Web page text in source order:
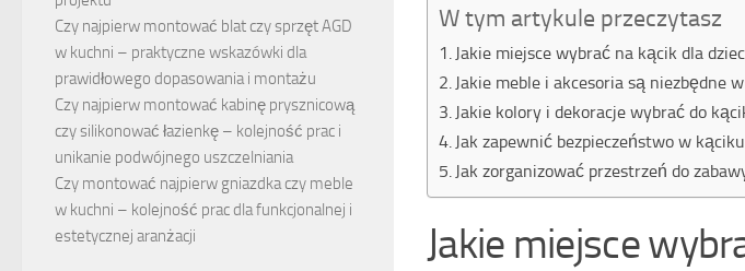
W tym artykule przeczytasz
Jakie miejsce wybrać na kącik dla
Jakie meble i akcesoria są niezbędne
Jakie kolory i dekoracje wybrać do
Jak zapewnić bezpieczeństwo w
Jak zorganizować przestrzeń do
Jakie miejsce
Czy najpierw montować blat czy sprzęt AGD
w kuchni – praktyczne wskazówki dla
prawidłowego dopasowania i montażu
Czy najpierw montować kabinę prysznicową
czy silikonować łazienkę – kolejność prac i
unikanie podwójnego uszczelniania
Czy montować najpierw gniazdka czy meble
w kuchni – kolejność prac dla funkcjonalnej i
estetycznej aranżacji